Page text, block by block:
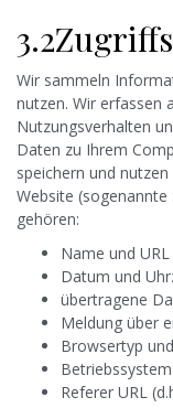
Wir sammeln
nutzen. Wir erfassen
Nutzungsverhalten
Daten zu Ihrem
speichern und
Website
gehören:
Name und
Datum und
übertragene
Meldung über
Browsertyp
Betriebssystem
Referer URL